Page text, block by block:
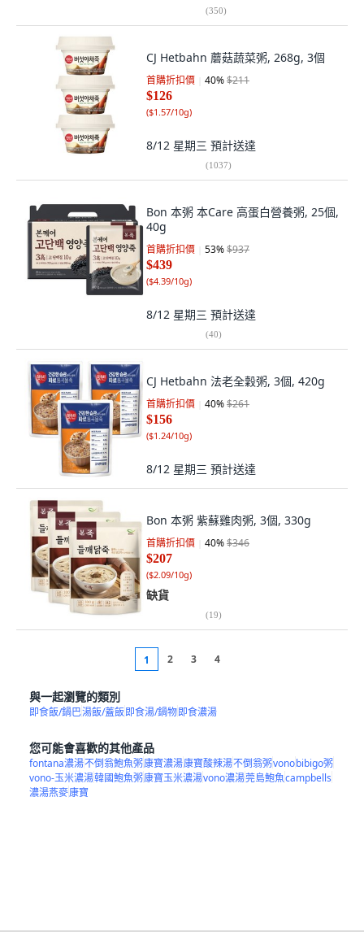
(350)
CJ Hetbahn 蘑菇蔬菜粥, 268g, 3個
首購折扣價 40%$211
$126
($1.57/10g)
8/12 星期三 預計送達
(1037)
Bon 本粥 本Care 高蛋白營養粥, 25個,
40g
首購折扣價 53%$937
$439
($4.39/10g)
8/12 星期三 預計送達
(40)
CJ Hetbahn 法老全穀粥, 3個, 420g
首購折扣價 40%$261
$156
($1.24/10g)
8/12 星期三 預計送達
Bon 本粥 紫蘇雞肉粥, 3個, 330g
首購折扣價 40%$346
$207
($2.09/10g)
缺貨
(19)
1 2 3 4
與一起瀏覽的類別
即食飯/鍋巴湯飯/蓋飯即食湯/鍋物即食濃湯
您可能會喜歡的其他產品
fontana濃湯不倒翁鮑魚粥康寶濃湯康寶酸辣湯不倒翁粥vonobibigo粥
vono-玉米濃湯韓國鮑魚粥康寶玉米濃湯vono濃湯莞島鮑魚campbells
濃湯燕麥康寶